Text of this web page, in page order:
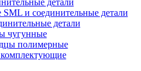
детали
и соединительные детали
детали
чугунные
полимерные